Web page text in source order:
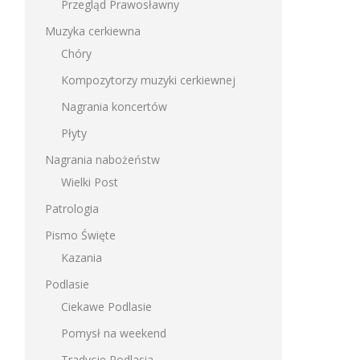
Przegląd Prawosławny
Muzyka cerkiewna
Chóry
Kompozytorzy muzyki cerkiewnej
Nagrania koncertów
Płyty
Nagrania nabożeństw
Wielki Post
Patrologia
Pismo Święte
Kazania
Podlasie
Ciekawe Podlasie
Pomysł na weekend